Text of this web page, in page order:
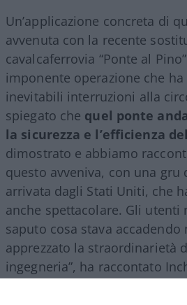
Un’applicazione concreta di
avvenuta con la recente
cavalcaferrovia “Ponte al
imponente operazione che
inevitabili interruzioni alla
spiegato che quel ponte
la sicurezza e l’efficienza
dimostrato e abbiamo
questo avveniva, con una
arrivata dagli Stati Uniti, che
anche spettacolare. Gli utenti
saputo cosa stava accadendo
apprezzato la straordinarietà
ingegneria”, ha raccontato